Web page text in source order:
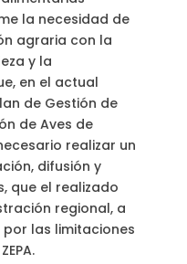
la necesidad de
agraria con la
y la
en el actual
de Gestión de
de Aves de
realizar un
difusión y
que el realizado
regional, a
las limitaciones